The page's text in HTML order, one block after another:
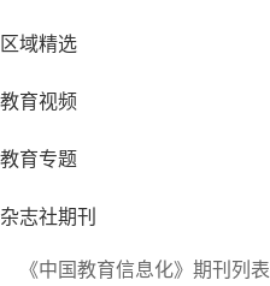
区域精选
教育视频
教育专题
杂志社期刊
《中国教育信息化》期刊列表